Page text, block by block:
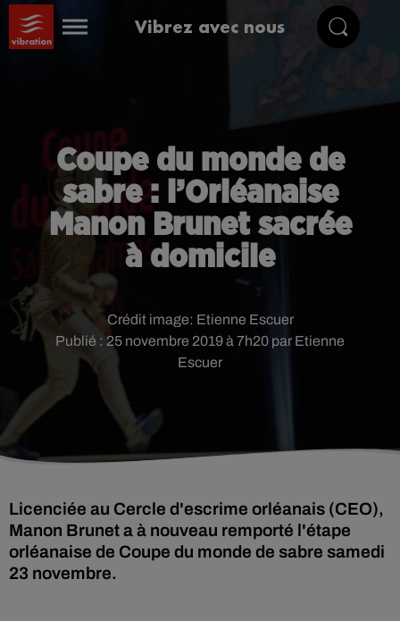
Vibrez avec nous
Coupe du monde de
sabre : l’Orléanaise
Manon Brunet sacrée
à domicile
Publié : 25 novembre 2019 à 7h20 par Etienne
Escuer
Crédit image: Etienne Escuer
Licenciée au Cercle d'escrime orléanais (CEO),
Manon Brunet a à nouveau remporté l'étape
orléanaise de Coupe du monde de sabre samedi
23 novembre.